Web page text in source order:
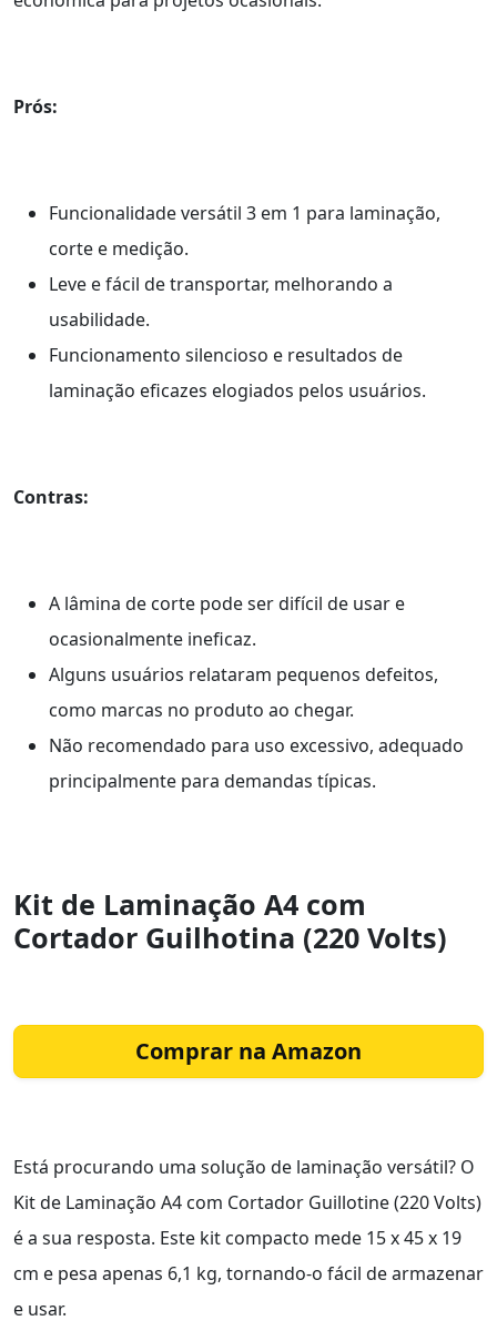
Prós:
Funcionalidade versátil 3 em 1 para laminação,
corte e medição.
Leve e fácil de transportar, melhorando a
usabilidade.
Funcionamento silencioso e resultados de
laminação eficazes elogiados pelos usuários.
Contras:
A lâmina de corte pode ser difícil de usar e
ocasionalmente ineficaz.
Alguns usuários relataram pequenos defeitos,
como marcas no produto ao chegar.
Não recomendado para uso excessivo, adequado
principalmente para demandas típicas.
Kit de Laminação A4 com
Cortador Guilhotina (220 Volts)
Comprar na Amazon
Está procurando uma solução de laminação versátil? O
Kit de Laminação A4 com Cortador Guillotine (220 Volts)
é a sua resposta. Este kit compacto mede 15 x 45 x 19
cm e pesa apenas 6,1 kg, tornando-o fácil de armazenar
e usar.